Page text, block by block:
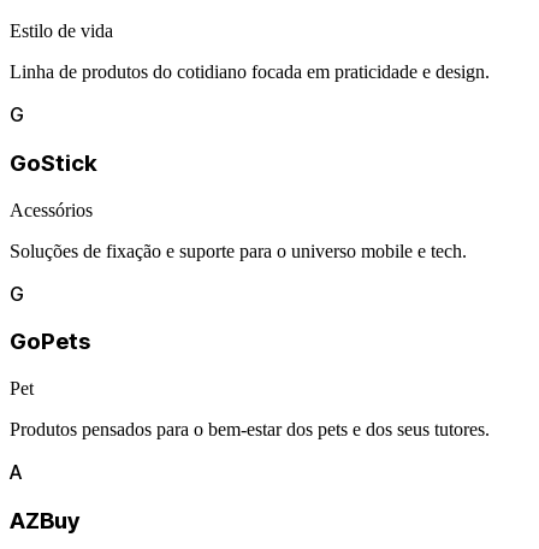
Estilo de vida
Linha de produtos do cotidiano focada em praticidade e design.
G
GoStick
Acessórios
Soluções de fixação e suporte para o universo mobile e tech.
G
GoPets
Pet
Produtos pensados para o bem-estar dos pets e dos seus tutores.
A
AZBuy